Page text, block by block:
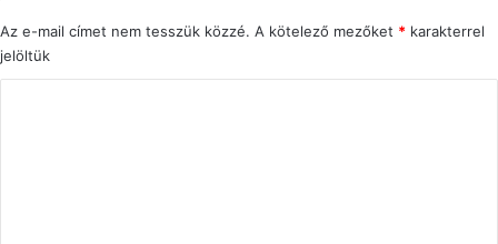
Az e-mail címet nem tesszük közzé. A kötelező mezőket * karakterrel
jelöltük